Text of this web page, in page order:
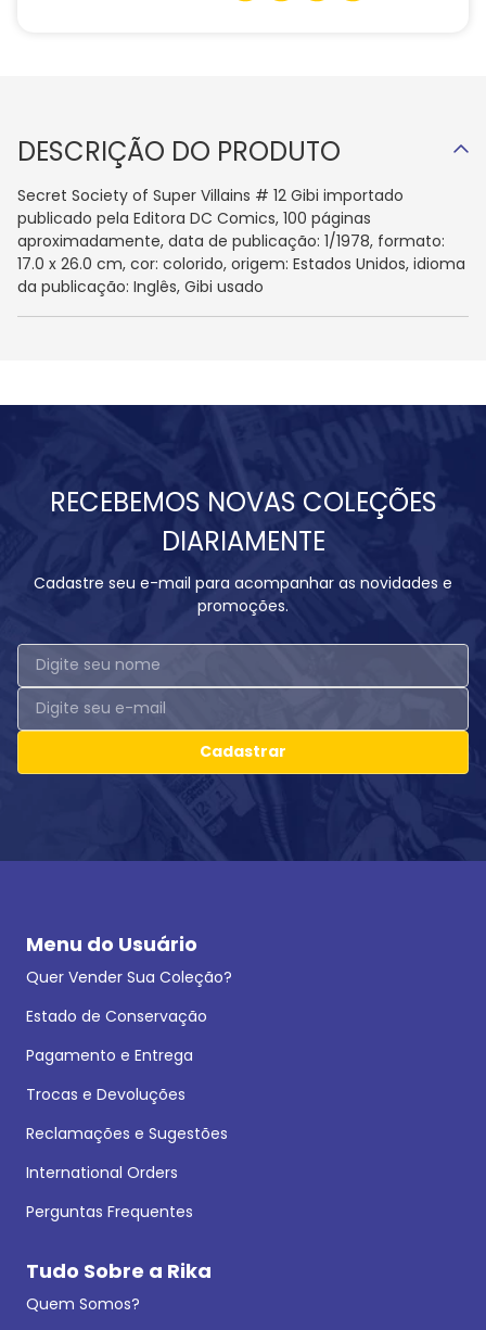
DESCRIÇÃO DO PRODUTO
Secret Society of Super Villains # 12 Gibi importado
publicado pela Editora DC Comics, 100 páginas
aproximadamente, data de publicação: 1/1978, formato:
17.0 x 26.0 cm, cor: colorido, origem: Estados Unidos, idioma
da publicação: Inglês, Gibi usado
RECEBEMOS NOVAS COLEÇÕES
DIARIAMENTE
Cadastre seu e-mail para acompanhar as novidades e
promoções.
Cadastrar
Menu do Usuário
Quer Vender Sua Coleção?
Estado de Conservação
Pagamento e Entrega
Trocas e Devoluções
Reclamações e Sugestões
International Orders
Perguntas Frequentes
Tudo Sobre a Rika
Quem Somos?